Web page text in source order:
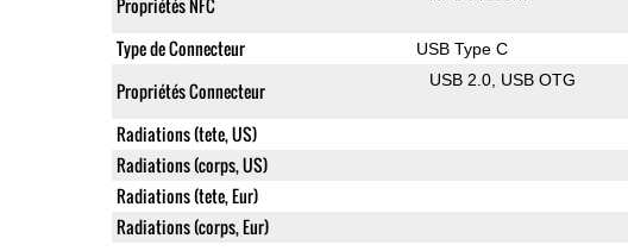
Propriétés NFC
Type de Connecteur USB Type C
Propriétés Connecteur USB 2.0 USB OTG
Radiations (tete, US)
Radiations (corps, US)
Radiations (tete, Eur)
Radiations (corps, Eur)